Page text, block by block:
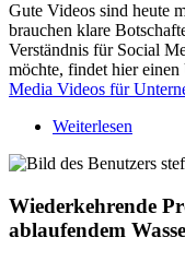
Gute Videos sind heute
brauchen klare
Verständnis für Social
möchte, findet hier
Media Videos für
Weiterlesen
Wiederkehrende
ablaufendem